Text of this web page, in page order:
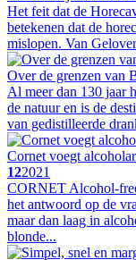
Het feit dat de
betekenen dat de
mislopen. Van
Over de grenzen van
Al meer dan 130 jaar
de natuur en is de
van gedistilleerde
Cornet voegt
122021
CORNET Alcohol-
het antwoord op de
maar dan laag in
blonde...